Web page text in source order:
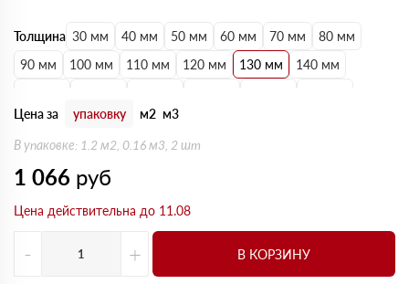
Толщина 30 мм 40 мм 50 мм 60 мм 70 мм
80 мм
90 мм
100 мм 110 мм 120 мм 130 мм
140 мм
Цена за
упаковку м2 м3
В упаковке: 1.2 м2, 0.16 м3, 2 шт
1 066 руб
Цена действительна до 11.08
- + В КОРЗИНУ